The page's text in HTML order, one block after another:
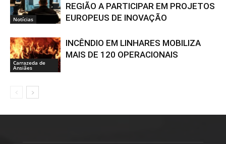
Notícias
REGIÃO A PARTICIPAR EM PROJETOS
EUROPEUS DE INOVAÇÃO
Carrazeda de
Ansiães
INCÊNDIO EM LINHARES MOBILIZA
MAIS DE 120 OPERACIONAIS